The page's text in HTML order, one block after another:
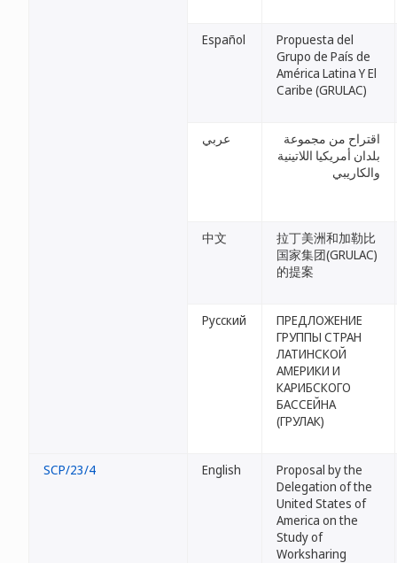
Español
Propuesta del
Grupo de País de
América Latina Y El
Caribe (GRULAC)
عربي
اقتراح من مجموعة
بلدان أمريكيا اللاتينية
والكاريبي
中文
拉丁美洲和加勒比
国家集团(GRULAC)
的提案
Русский
ПРЕДЛОЖЕНИЕ
ГРУППЫ СТРАН
ЛАТИНСКОЙ
АМЕРИКИ И
КАРИБСКОГО
БАССЕЙНА
(ГРУЛАК)
SCP/23/4 English
Proposal by the
Delegation of the
United States of
America on the
Study of
Worksharing